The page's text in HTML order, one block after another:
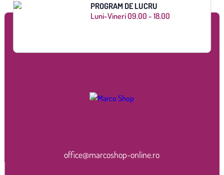
PROGRAM DE LUCRU
Luni-Vineri 09.00 - 18.00
office@marcoshop-online.ro